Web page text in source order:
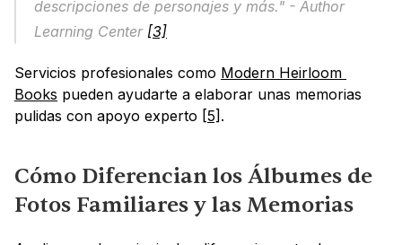
descripciones de personajes y más." - Author
Learning Center [3]
Servicios profesionales como Modern Heirloom
Books pueden ayudarte a elaborar unas memorias
pulidas con apoyo experto [5] .
Cómo Diferencian los Álbumes de
Fotos Familiares y las Memorias